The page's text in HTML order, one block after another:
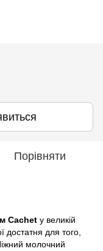
Порівняти
Cachet у великій
достатня для того,
молочний